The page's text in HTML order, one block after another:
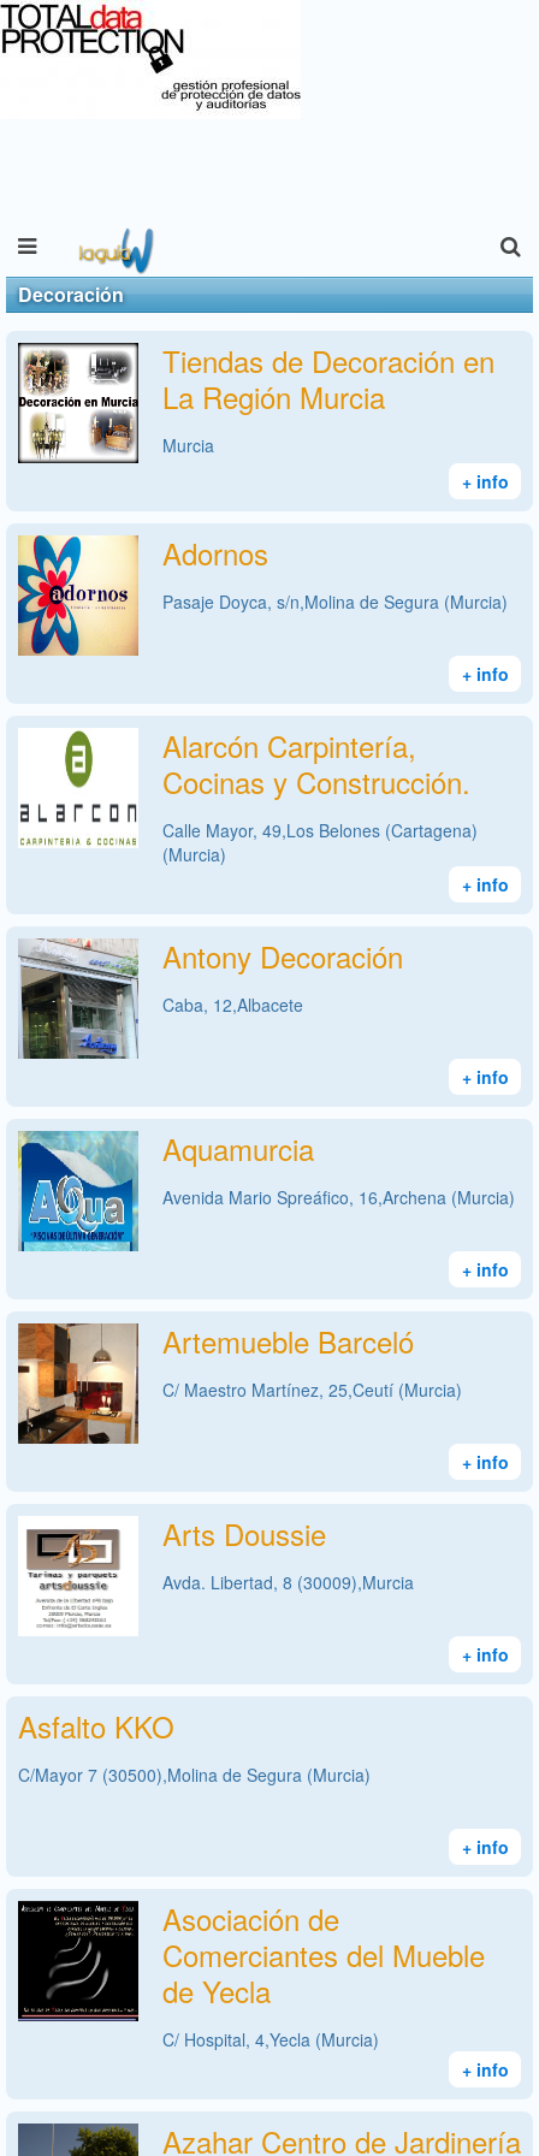
Decoración
Tiendas de Decoración en
La Región Murcia
Murcia
+ info
Adornos
Pasaje Doyca, s/n,Molina de Segura (Murcia)
+ info
Alarcón Carpintería,
Cocinas y Construcción.
Calle Mayor, 49,Los Belones (Cartagena)
(Murcia)
+ info
Antony Decoración
Caba, 12,Albacete
+ info
Aquamurcia
Avenida Mario Spreáfico, 16,Archena (Murcia)
+ info
Artemueble Barceló
C/ Maestro Martínez, 25,Ceutí (Murcia)
+ info
Arts Doussie
Avda. Libertad, 8 (30009),Murcia
+ info
Asfalto KKO
C/Mayor 7 (30500),Molina de Segura (Murcia)
+ info
Asociación de
Comerciantes del Mueble
de Yecla
C/ Hospital, 4,Yecla (Murcia)
+ info
Azahar Centro de Jardinería